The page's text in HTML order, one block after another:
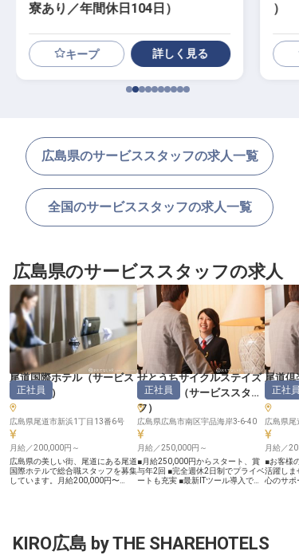
寮あり／年間休日104日）
キープ 詳しく見る
）
広島県のサービススタッフの求人一覧
全国のサービススタッフの求人一覧
広島県のサービススタッフの求人
尾道国際ホテル（サービス
スタッフ ）
正社員
広島県尾道市新浜1丁目13番6号
月給／200,000円～
広島県の美しい街、尾道にある尾道
国際ホテルで総合職スタッフを募集
しています。月給200,000円〜
す。あなたの笑顔とおもてなしの心
で、尾道の魅力をさらに引き立てて
せとうちサイクルステイズ
広島宇品
（サービススタッ
フ ）
正社員
広島県広島市南区宇品海岸3-6-40
月給／250,000円～
■月給250,000円からスタート、賞
与年2回 ■完全週休2日制でプライベ
ートも充実 ■最新ITツール導入で業
ています。ゲストリレーションとし
て、お客様一人ひとりに寄り添い、
尾道倶
ッフ）
正社員
広島県
月給／
■お客様
活躍しま
心のサポ
お客様の
手伝いを
KIRO広島 by THE SHAREHOTELS